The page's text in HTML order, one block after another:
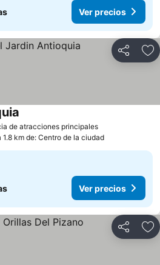
Ver precios
Compartir
de atracciones principales
1.8 km de: Centro de la ciudad
Ver precios
Compartir